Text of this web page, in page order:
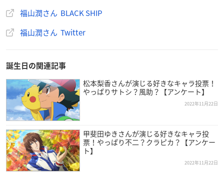
福山潤さん BLACK SHIP
福山潤さん Twitter
誕生日の関連記事
松本梨香さんが演じる好きなキャラ投票！
やっぱりサトシ？風助？【アンケート】
2022年11月22日
甲斐田ゆきさんが演じる好きなキャラ投
票！やっぱり不二？クラピカ？【アンケー
ト】
2022年11月22日